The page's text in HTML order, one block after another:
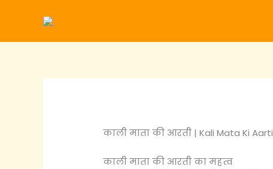
काली माता की आरती | Kali Mata Ki Aarti
काली माता की आरती का महत्व